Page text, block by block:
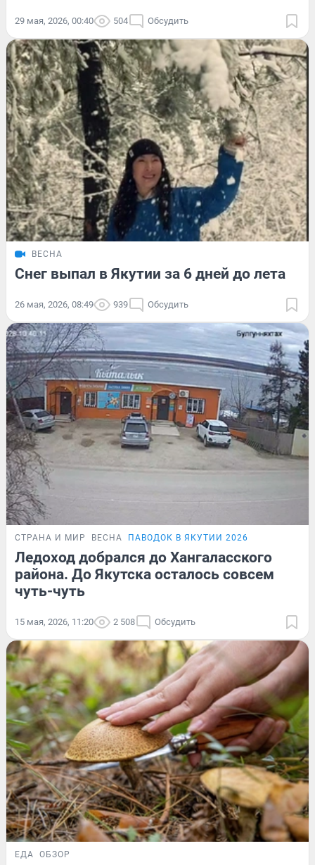
29 мая, 2026, 00:40 504 Обсудить
ВЕСНА
Снег выпал в Якутии за 6 дней до лета
26 мая, 2026, 08:49 939 Обсудить
СТРАНА И МИР ВЕСНА ПАВОДОК В ЯКУТИИ 2026
Ледоход добрался до Хангаласского
района. До Якутска осталось совсем
чуть-чуть
15 мая, 2026, 11:20 2 508 Обсудить
ЕДА ОБЗОР